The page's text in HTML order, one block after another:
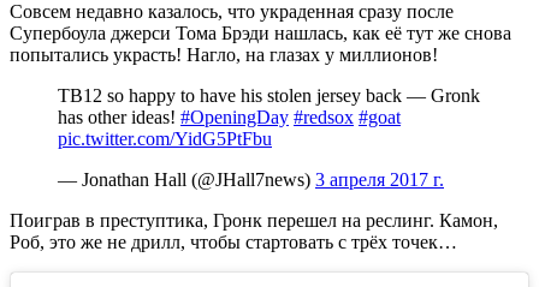
Совсем недавно казалось, что украденная сразу после
Супербоула джерси Тома Брэди нашлась, как её тут же снова
попытались украсть! Нагло, на глазах у миллионов!
TB12 so happy to have his stolen jersey back — Gronk
has other ideas! #OpeningDay #redsox #goat
pic.twitter.com/YidG5PtFbu
— Jonathan Hall (@JHall7news) 3 апреля 2017 г.
Поиграв в преступтика, Гронк перешел на реслинг. Камон,
Роб, это же не дрилл, чтобы стартовать с трёх точек…